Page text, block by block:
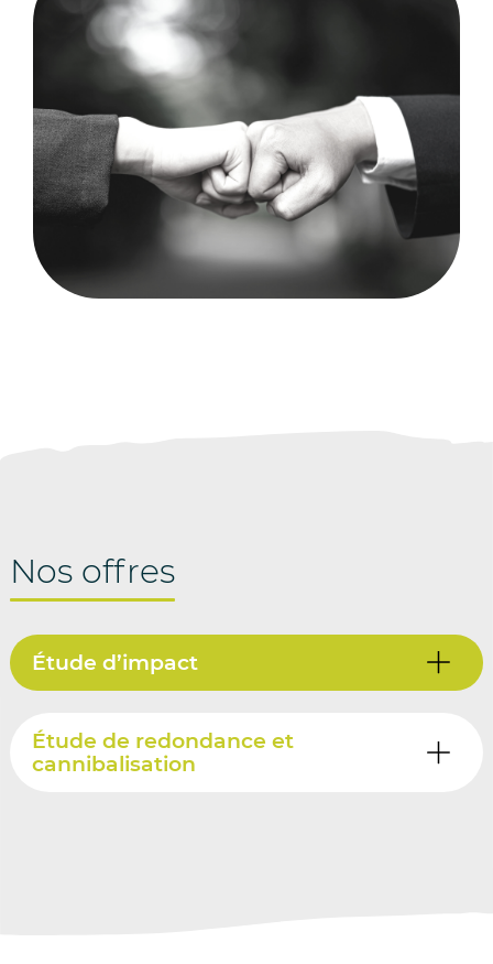
Nos offres
Étude d’impact
Étude de redondance et
cannibalisation